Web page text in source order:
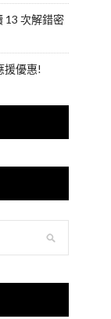
13 次解錯密
援優惠!